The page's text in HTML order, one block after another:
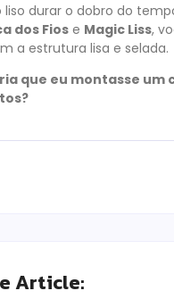
liso durar o dobro do
dos Fios e Magic Liss,
a estrutura lisa e selada.
que eu montasse um
Article: